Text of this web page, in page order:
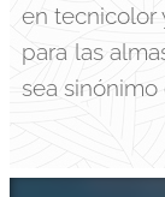
en tecnicolor
para las
sea sinónimo